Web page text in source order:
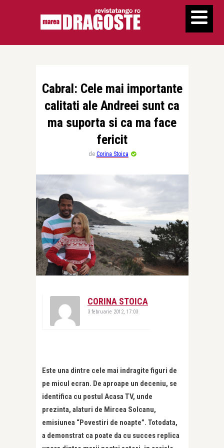
Cabral: Cele mai importante
calitati ale Andreei sunt ca
ma suporta si ca ma face
fericit
de Corina Stoica
CORINA STOICA
3 februarie 2012, 17:03
Este una dintre cele mai indragite figuri de
pe micul ecran. De aproape un deceniu, se
identifica cu postul Acasa TV, unde
prezinta, alaturi de Mircea Solcanu,
emisiunea “Povestiri de noapte”. Totodata,
a demonstrat ca poate da cu succes replica